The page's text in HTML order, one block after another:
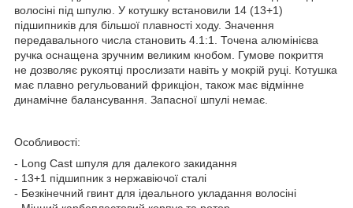
волосіні під шпулю. У котушку встановили 14 (13+1)
підшипників для більшої плавності ходу. Значення
передавального числа становить 4.1:1. Точена алюмінієва
ручка оснащена зручним великим кнобом. Гумове покриття
не дозволяє рукоятці прослизати навіть у мокрій руці. Котушка
має плавно регульований фрикціон, також має відмінне
динамічне балансування. Запасної шпулі немає.
Особливості:
- Long Cast шпуля для далекого закидання
- 13+1 підшипник з нержавіючої сталі
- Безкінечний гвинт для ідеального укладання волосіні